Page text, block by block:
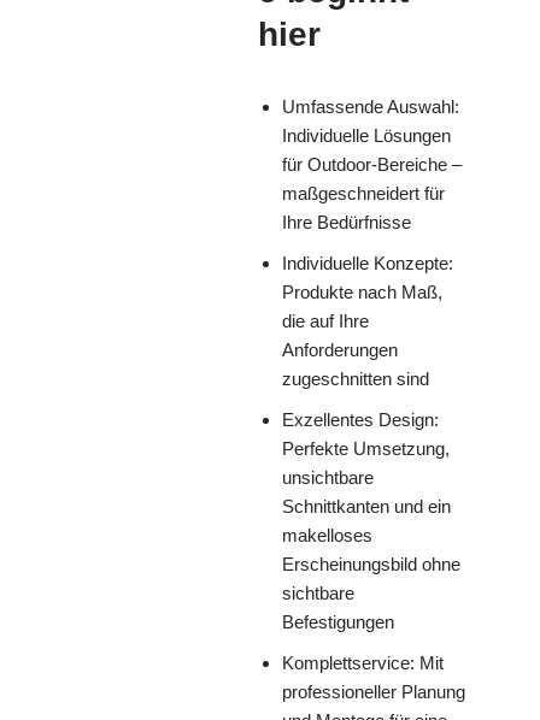
hier
Umfassende Auswahl:
Individuelle Lösungen
für Outdoor-Bereiche –
maßgeschneidert für
Ihre Bedürfnisse
Individuelle Konzepte:
Produkte nach Maß,
die auf Ihre
Anforderungen
zugeschnitten sind
Exzellentes Design:
Perfekte Umsetzung,
unsichtbare
Schnittkanten und ein
makelloses
Erscheinungsbild ohne
sichtbare
Befestigungen
Komplettservice: Mit
professioneller Planung